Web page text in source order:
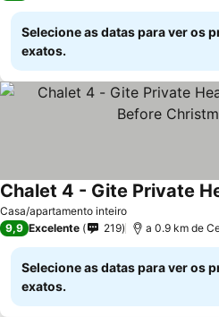
Selecione as datas para ver os
exatos.
Casa/apartamento inteiro
9,9 Excelente 219 a 0.9 km de
Selecione as datas para ver os
exatos.